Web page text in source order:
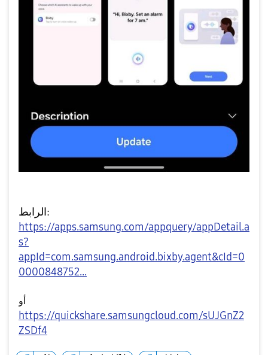
الرابط:
https://apps.samsung.com/appquery/appDetail.a
s?
appId=com.samsung.android.bixby.agent&cId=0
0000848752...
أو
https://quickshare.samsungcloud.com/sUJGnZ2
ZSDf4